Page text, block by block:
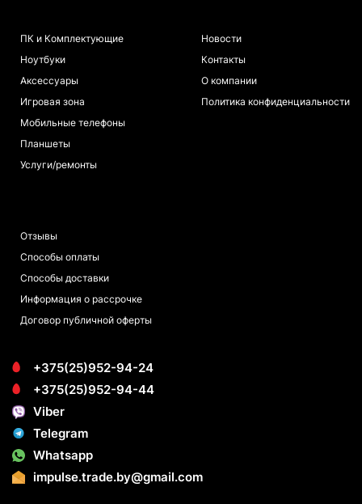
ПК и Комплектующие
Ноутбуки
Аксессуары
Игровая зона
Мобильные телефоны
Планшеты
Услуги/ремонты
Новости
Контакты
О компании
Политика конфиденциальности
Отзывы
Способы оплаты
Способы доставки
Информация о рассрочке
Договор публичной оферты
+375(25)952-94-24
+375(25)952-94-44
Viber
Telegram
Whatsapp
impulse.trade.by@gmail.com